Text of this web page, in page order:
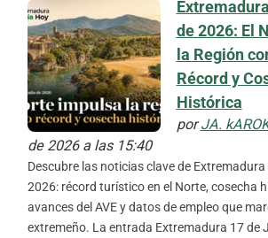
de 2026: El
la Región
Récord y
Histórica
porJA.
de 2026 a las 15:40
Descubre las noticias clave de Extremadura
2026: récord turístico en el Norte, cosecha
avances del AVE y datos de empleo que
extremeño. La entrada Extremadura 17 de